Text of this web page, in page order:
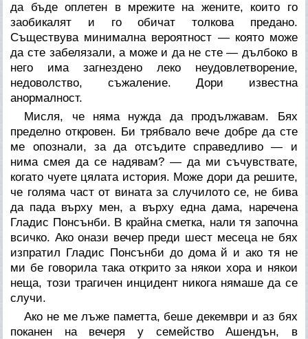
да бъде оплетен в мрежите на жените, които го
заобикалят и го обичат толкова предано.
Съществува минимална вероятност — която може
да сте забелязали, а може и да не сте — дълбоко в
него има загнездено леко неудовлетворение,
недоволство, съжаление. Дори известна
анормалност.
Мисля, че няма нужда да продължавам. Бях
пределно откровен. Би трябвало вече добре да сте
ме опознали, за да отсъдите справедливо — и
нима смея да се надявам? — да ми съчувствате,
когато чуете цялата история. Може дори да решите,
че голяма част от вината за случилото се, не бива
да пада върху мен, а върху една дама, наречена
Гладис Понсънби. В крайна сметка, нали тя започна
всичко. Ако онази вечер преди шест месеца не бях
изпратил Гладис Понсънби до дома й и ако тя не
ми бе говорила така открито за някои хора и някои
неща, този трагичен инцидент никога нямаше да се
случи.
Ако не ме лъже паметта, беше декември и аз бях
поканен на вечеря у семейство Ашендън, в